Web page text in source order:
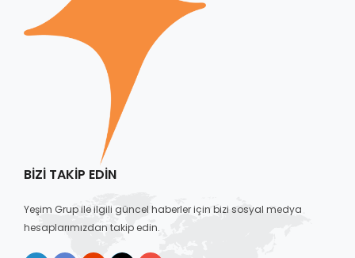
BIZI TAKIP EDIN
Yeşim Grup ile ilgili güncel haberler için bizi sosyal medya
hesaplarımızdan takip edin.